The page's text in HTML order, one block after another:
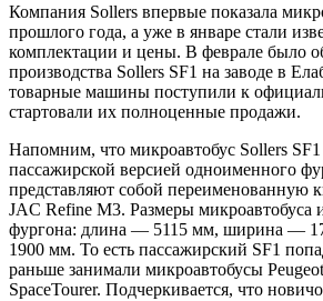
Компания Sollers впервые показала
прошлого года, а уже в январе стали
комплектации и цены. В феврале было
производства Sollers SF1 на заводе в
товарные машины поступили к
стартовали их полноценные продажи.
Напомним, что микроавтобус Sollers SF1
пассажирской версией одноименного
представляют собой переименованную
JAC Refine M3. Размеры микроавтобуса
фургона: длина — 5115 мм, ширина —
1900 мм. То есть пассажирский SF1
раньше занимали микроавтобусы
SpaceTourer. Подчеркивается, что